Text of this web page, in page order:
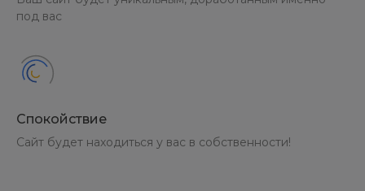
под вас
Спокойствие
Сайт будет находиться у вас в собственности!